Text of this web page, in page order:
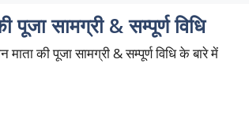
सामग्री & सम्पूर्ण विधि
की पूजा सामग्री & सम्पूर्ण विधि के बारे में